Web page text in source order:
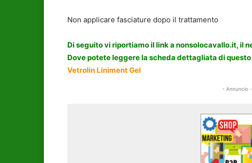
Non applicare fasciature dopo il trattamento
Di seguito vi riportiamo il link a nonsolocavallo.it, il
Dove potete leggere la scheda dettagliata di
Vetrolin Liniment Gel
- Annuncio -